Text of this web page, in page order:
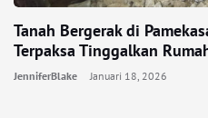
Tanah Bergerak di
Terpaksa Tinggalkan
JenniferBlake Januari 18, 2026